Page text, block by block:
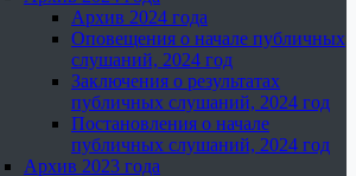
Архив 2024 года
Оповещения о начале публичных
слушаний, 2024 год
Заключения о результатах
публичных слушаний, 2024 год
Постановления о начале
публичных слушаний, 2024 год
Архив 2023 года